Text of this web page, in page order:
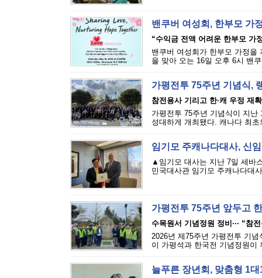
밴쿠버 여성회, 한부모 가
“수익금 전액 어려운 한부모 가
밴쿠버 여성회가 한부모 가정을
을 맞아 오는 16일 오후 6시 밴
가평전투 75주년 기념식,
참전용사 기리고 한·캐 우정 재
가평전투 75주년 기념식이 지
성대하게 개최됐다. 캐나다 최
임기모 주캐나다대사, 신
▲임기모 대사는 지난 7일 세바
민국대사관 임기모 주캐나다대
가평전투 75주년 앞두고
수목원서 기념정원 정비··· “참
2026년 제75주년 가평전투 기
이 가평석과 한국전 기념정원이
늘푸른 장년회, 맞춤형 1